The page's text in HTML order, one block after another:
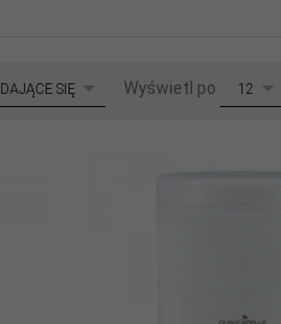
SIĘ Wyświetl po pop12